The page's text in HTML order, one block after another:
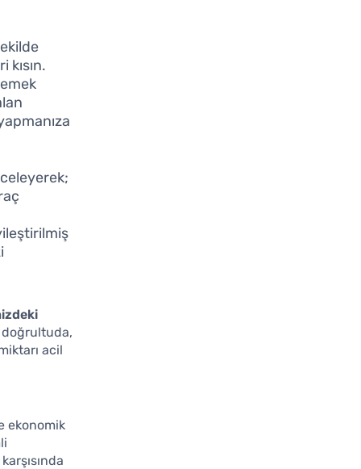
doğrultuda,
acil
ekonomik